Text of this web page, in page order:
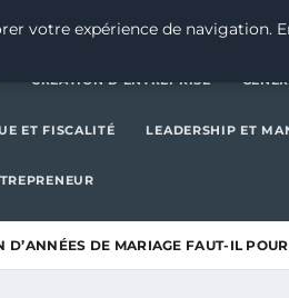
CRÉATION D’ENTREPRISE
ET FISCALITÉ LEADERSHIP ET
D’ANNÉES DE MARIAGE FAUT-IL
votre expérience de navigation.